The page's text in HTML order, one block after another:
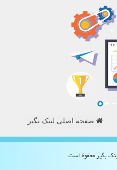
صفحه اصلی لینک بگیر